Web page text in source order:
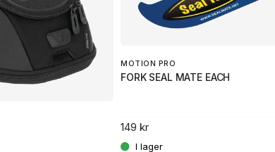
MOTION PRO
FORK SEAL MATE EACH
149 kr